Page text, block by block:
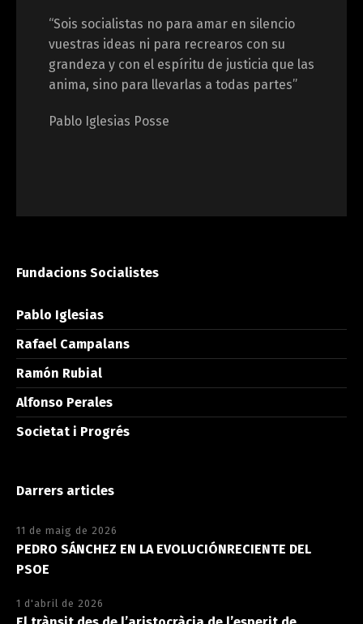
“Sois socialistas no para amar en silencio
vuestras ideas ni para recrearos con su
grandeza y con el espíritu de justicia que las
anima, sino para llevarlas a todas partes”
Pablo Iglesias Posse
Fundacions Socialistes
Pablo Iglesias
Rafael Campalans
Ramón Rubial
Alfonso Perales
Societat i Progrés
Darrers articles
11 de maig de 2026
PEDRO SÁNCHEZ EN LA EVOLUCIÓNRECIENTE DEL
PSOE
1 d'abril de 2026